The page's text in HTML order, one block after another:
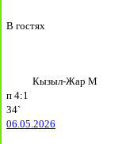
В гостях
Кызыл-Жар М
п 4:1
34`
06.05.2026